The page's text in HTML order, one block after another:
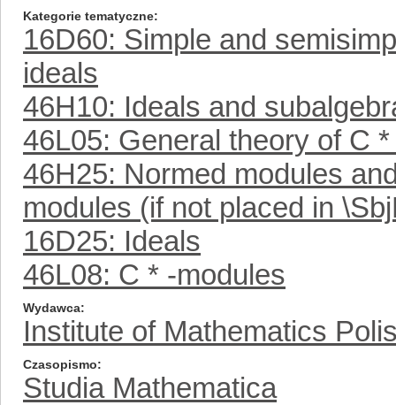
Kategorie tematyczne
16D60: Simple and
ideals
46H10: Ideals and
46L05: General theory of C
46H25: Normed modules
modules (if not placed in
16D25: Ideals
46L08: C * -modules
Wydawca
Institute of Mathematics
Czasopismo
Studia Mathematica